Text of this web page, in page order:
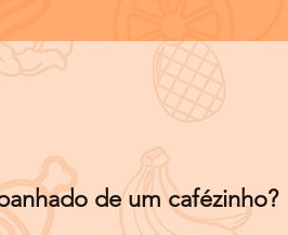
de um cafézinho?